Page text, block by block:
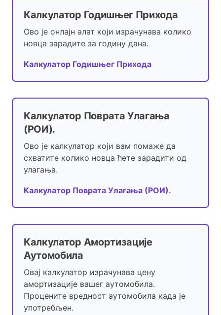
Калкулатор Годишњег Прихода
Ово је онлајн алат који израчунава колико
новца зарадите за годину дана.
Калкулатор Годишњег Прихода
Калкулатор Поврата Улагања
(РОИ).
Ово је калкулатор који вам помаже да
схватите колико новца ћете зарадити од
улагања.
Калкулатор Поврата Улагања (РОИ).
Калкулатор Амортизације
Аутомобила
Овај калкулатор израчунава цену
амортизације вашег аутомобила.
Процените вредност аутомобила када је
употребљен.